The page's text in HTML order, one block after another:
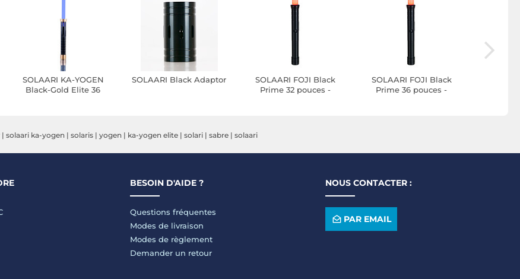
SOLAARI KA-YOGEN
Black-Gold Elite 36
SOLAARI Black Adaptor
SOLAARI FOJI Black
Prime 32 pouces -
SOLAARI FOJI Black
Prime 36 pouces -
| solaari ka-yogen | solaris | yogen | ka-yogen elite | solari | sabre | solaari
BESOIN D'AIDE ?
Questions fréquentes
Modes de livraison
Modes de règlement
Demander un retour
NOUS CONTACTER :
PAR EMAIL